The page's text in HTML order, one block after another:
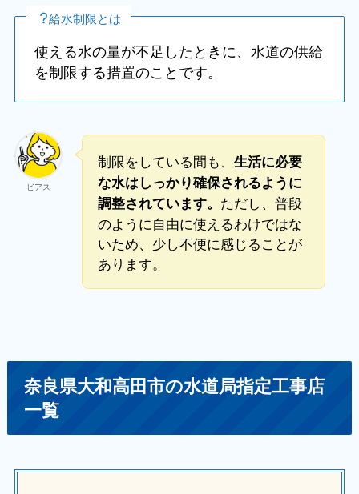
給水制限とは
使える水の量が不足したときに、水道の供給
を制限する措置のことです。
ビアス
制限をしている間も、 生活に必要
な水はしっかり確保されるように
調整されています。 ただし、普段
のように自由に使えるわけではな
いため、少し不便に感じることが
あります。
奈良県大和高田市の水道局指定工事店
一覧